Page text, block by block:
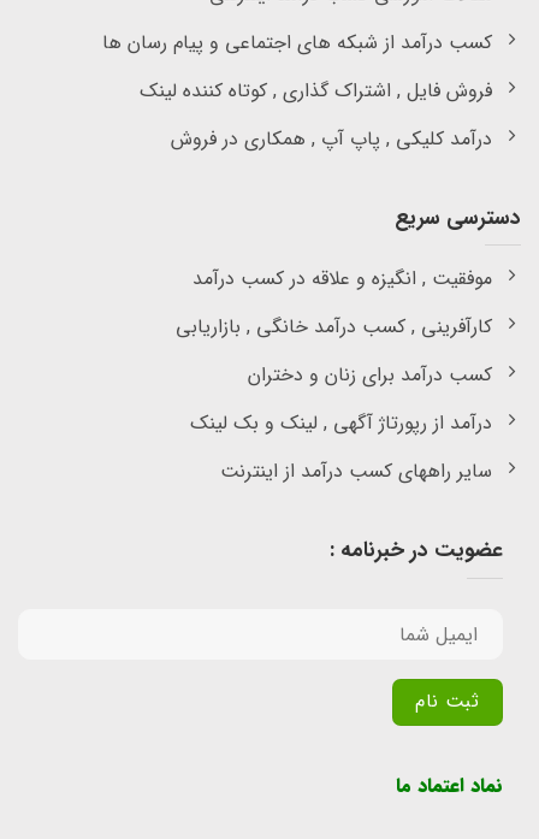
کسب درآمد از شبکه های اجتماعی و پیام رسان ها
فروش فایل , اشتراک گذاری , کوتاه کننده لینک
درآمد کلیکی , پاپ آپ , همکاری در فروش
دسترسی سریع
موفقیت , انگیزه و علاقه در کسب درآمد
کارآفرینی , کسب درآمد خانگی , بازاریابی
کسب درآمد برای زنان و دختران
درآمد از رپورتاژ آگهی , لینک و بک لینک
سایر راههای کسب درآمد از اینترنت
عضویت در خبرنامه :
نماد اعتماد ما